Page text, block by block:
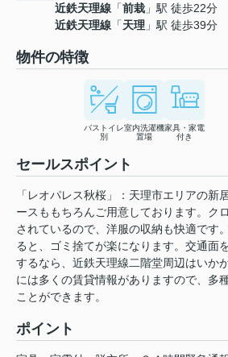
近鉄天理線 「前栽 」駅 徒歩22分
近鉄天理線 「天理 」駅 徒歩39分
物件の特徴
バストイレ
別
室内洗濯機
置場
家具・家電
付き
セールスポイント
「レオパレス秋桜」：天理市エリアの新
ースももちろんご用意しております。ク
されているので、洋服の収納も快適です
ると、ゴミ捨てが楽になります。交通面
するなら、近鉄天理線二階堂周辺はいか
には多くの賃貸情報がありますので、多
ことができます。
ポイント